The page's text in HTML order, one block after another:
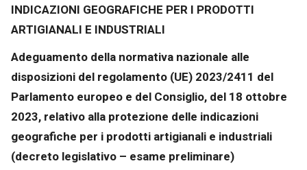
INDICAZIONI GEOGRAFICHE PER I PRODOTTI
ARTIGIANALI E INDUSTRIALI
Adeguamento della normativa nazionale alle
disposizioni del regolamento (UE) 2023/2411 del
Parlamento europeo e del Consiglio, del 18 ottobre
2023, relativo alla protezione delle indicazioni
geografiche per i prodotti artigianali e industriali
(decreto legislativo – esame preliminare)